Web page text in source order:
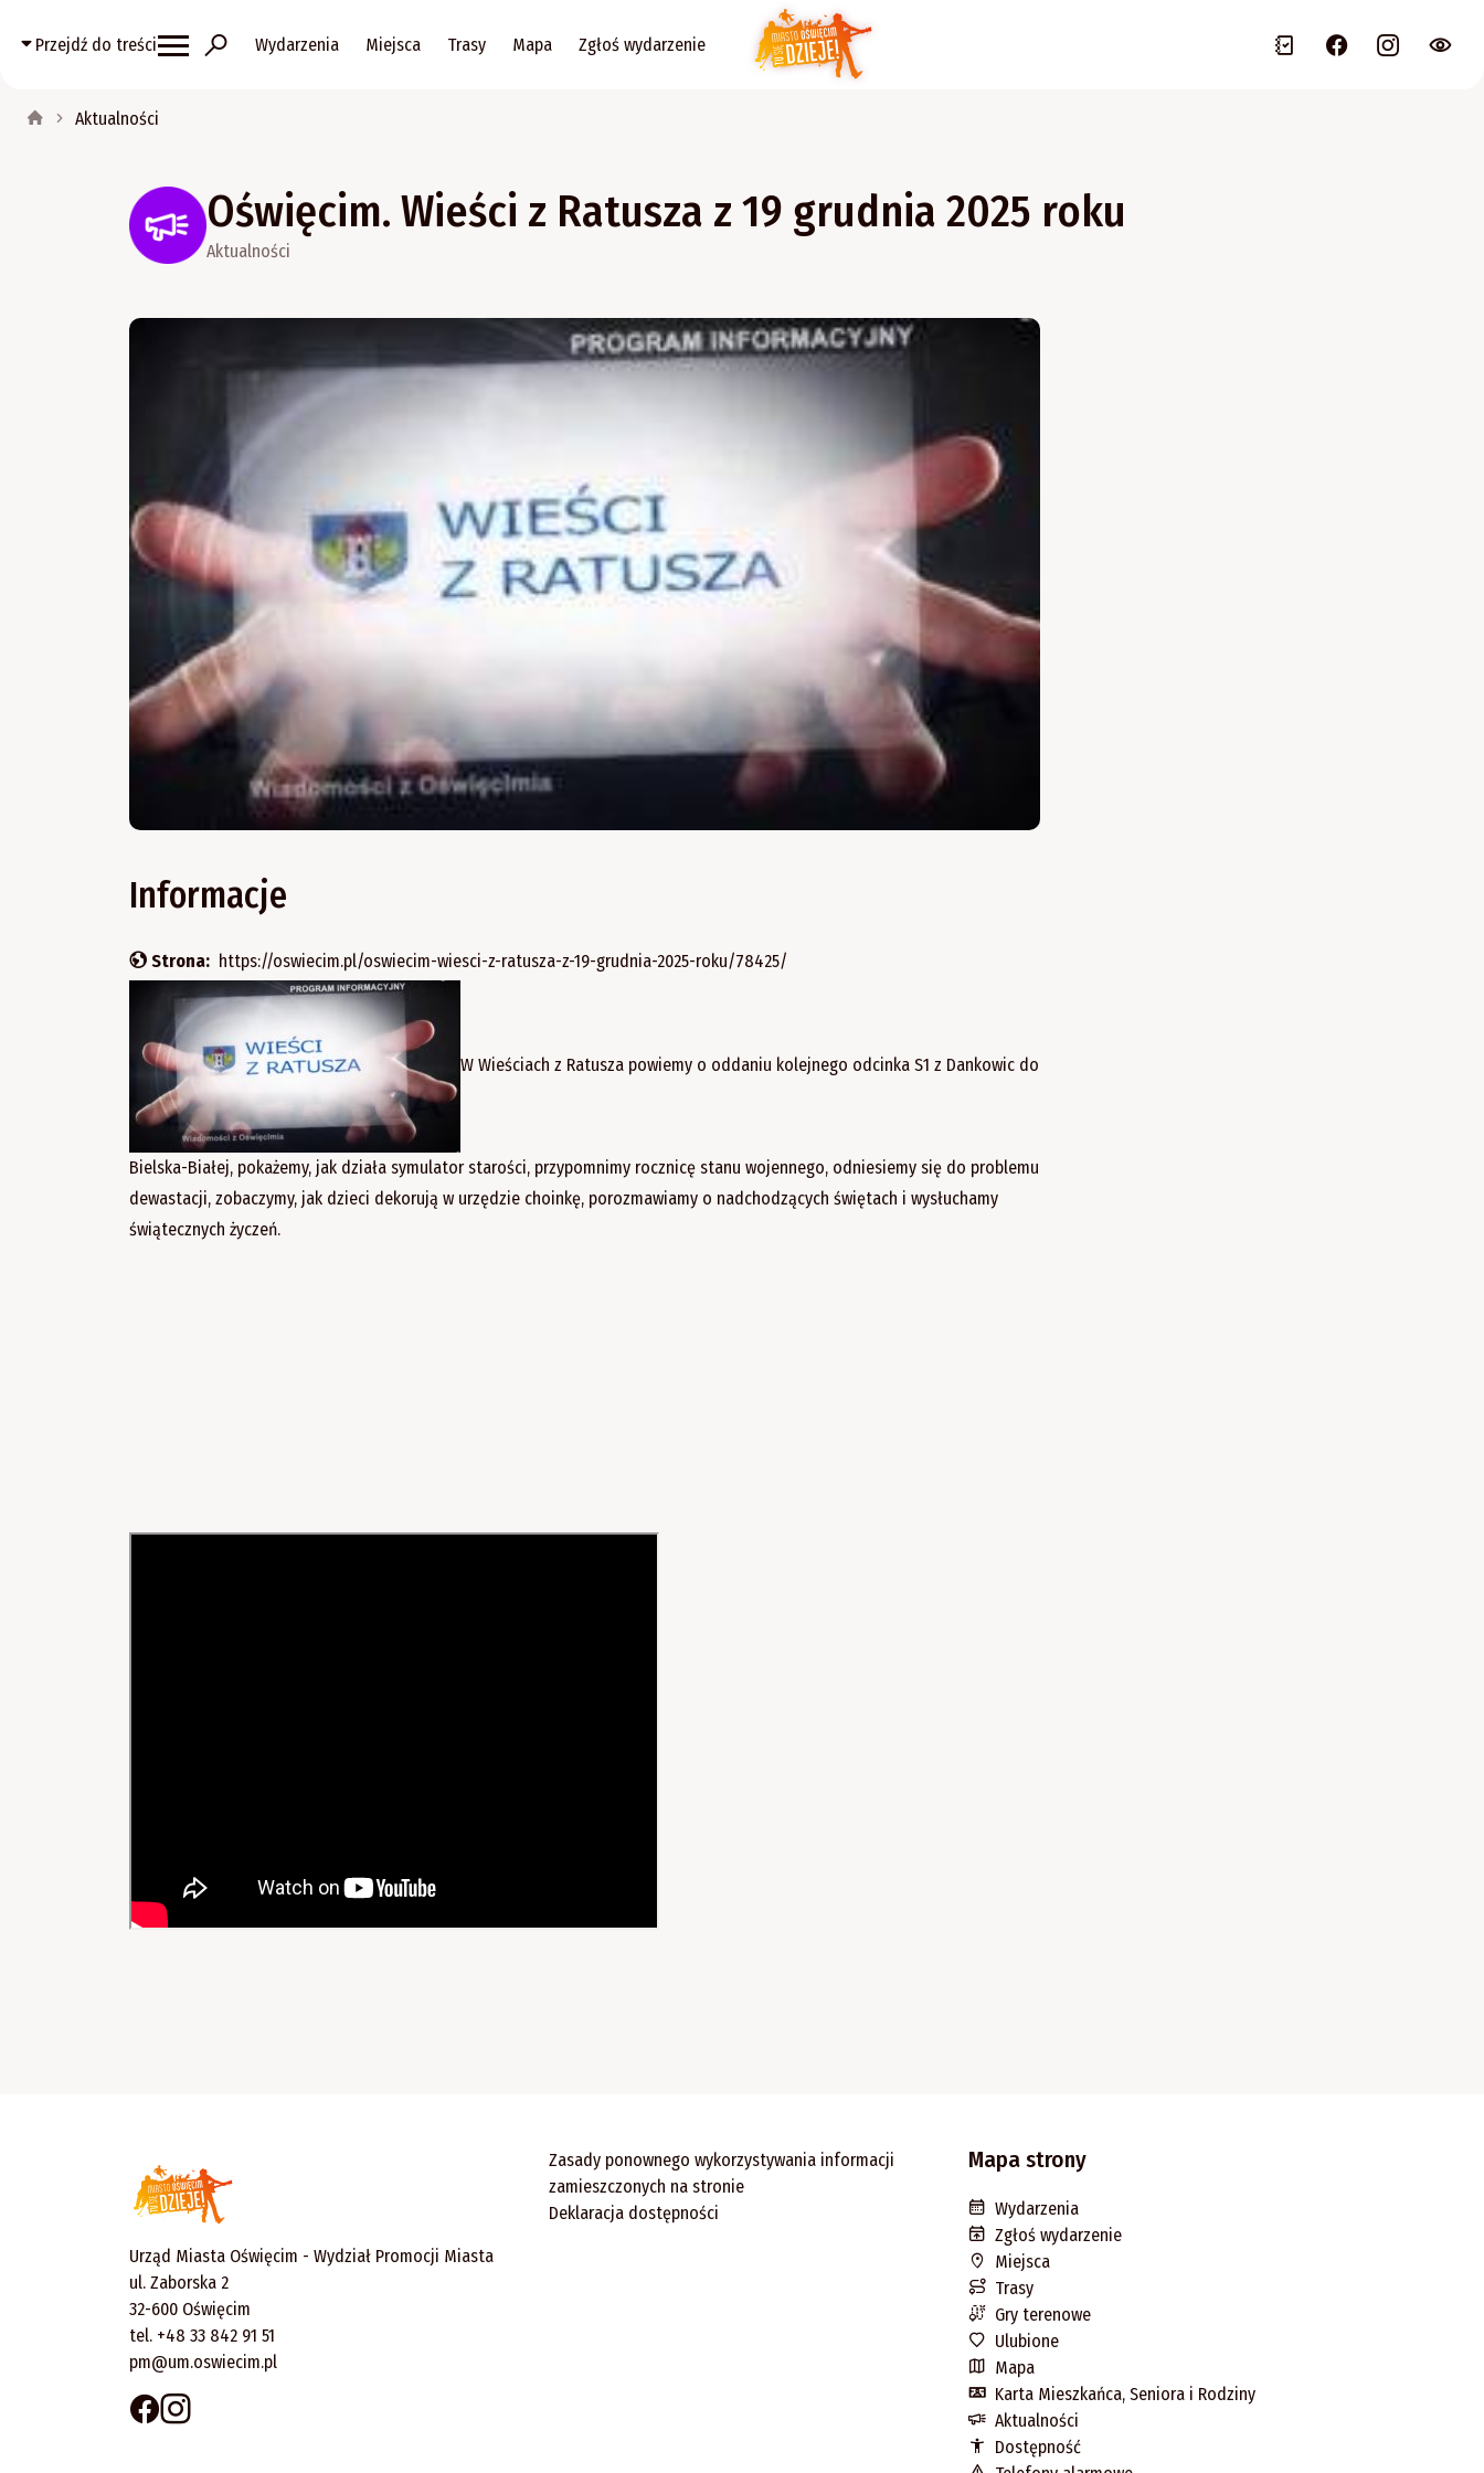
Przejdź do treści Wydarzenia Miejsca Trasy Mapa Zgłoś wydarzenie
Aktualności
Oświęcim. Wieści z Ratusza z 19 grudnia 2025 roku
Aktualności
Informacje
Strona: https://oswiecim.pl/oswiecim-wiesci-z-ratusza-z-19-grudnia-2025-roku/78425/
W Wieściach z Ratusza powiemy o oddaniu kolejnego odcinka S1 z Dankowic do
Bielska-Białej, pokażemy, jak działa symulator starości, przypomnimy rocznicę stanu wojennego, odniesiemy się do problemu
dewastacji, zobaczymy, jak dzieci dekorują w urzędzie choinkę, porozmawiamy o nadchodzących świętach i wysłuchamy
świątecznych życzeń.
Urząd Miasta Oświęcim - Wydział Promocji Miasta
ul. Zaborska 2
32-600 Oświęcim
tel. +48 33 842 91 51
pm@um.oswiecim.pl
Zasady ponownego wykorzystywania informacji
zamieszczonych na stronie
Deklaracja dostępności
Mapa strony
Wydarzenia
Zgłoś wydarzenie
Miejsca
Trasy
Gry terenowe
Ulubione
Mapa
Karta Mieszkańca, Seniora i Rodziny
Aktualności
Dostępność